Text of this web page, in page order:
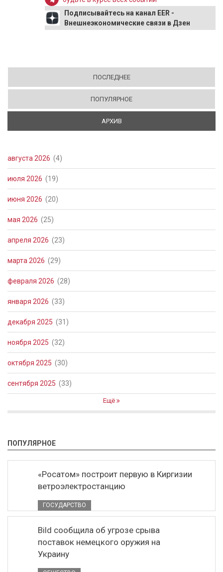
Подписывайтесь на канал EER -
Внешнеэкономические связи в Дзен
ПОСЛЕДНЕЕ
ПОПУЛЯРНОЕ
АРХИВ
августа 2026 (4)
июля 2026 (19)
июня 2026 (20)
мая 2026 (25)
апреля 2026 (23)
марта 2026 (29)
февраля 2026 (28)
января 2026 (33)
декабря 2025 (31)
ноября 2025 (32)
октября 2025 (30)
сентября 2025 (33)
Ещё
ПОПУЛЯРНОЕ
«Росатом» построит первую в Киргизии
ветроэлектростанцию
ГОСУДАРСТВО
Bild сообщила об угрозе срыва
поставок немецкого оружия на
Украину